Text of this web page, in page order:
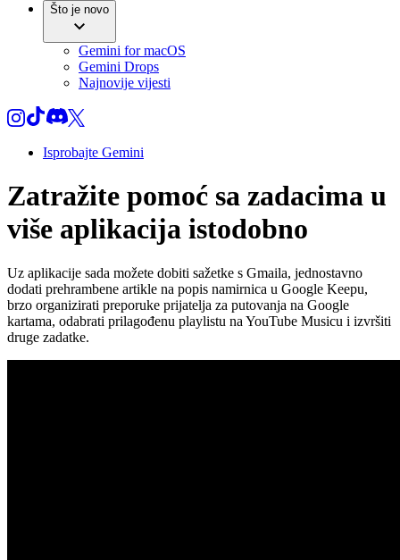
Što je novo
Gemini for macOS
Gemini Drops
Najnovije vijesti
Isprobajte Gemini
Zatražite pomoć sa zadacima u
više aplikacija istodobno
Uz aplikacije sada možete dobiti sažetke s Gmaila, jednostavno
dodati prehrambene artikle na popis namirnica u Google Keepu,
brzo organizirati preporuke prijatelja za putovanja na Google
kartama, odabrati prilagođenu playlistu na YouTube Musicu i izvršiti
druge zadatke.